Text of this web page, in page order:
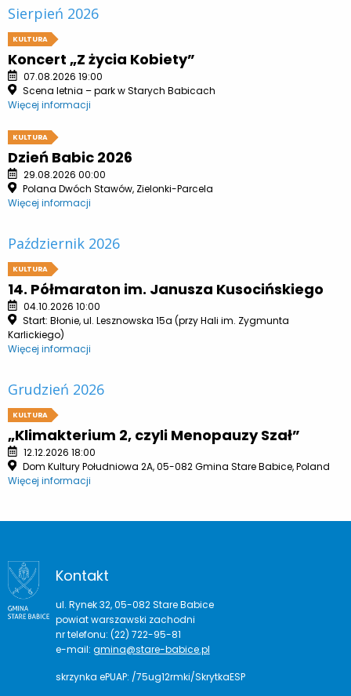
Sierpień 2026
KULTURA
Koncert „Z życia Kobiety”
07.08.2026 19:00
Scena letnia – park w Starych Babicach
Więcej informacji
KULTURA
Dzień Babic 2026
29.08.2026 00:00
Polana Dwóch Stawów, Zielonki-Parcela
Więcej informacji
Październik 2026
KULTURA
14. Półmaraton im. Janusza Kusocińskiego
04.10.2026 10:00
Start: Błonie, ul. Lesznowska 15a (przy Hali im. Zygmunta
Karlickiego)
Więcej informacji
Grudzień 2026
KULTURA
„Klimakterium 2, czyli Menopauzy Szał”
12.12.2026 18:00
Dom Kultury Południowa 2A, 05-082 Gmina Stare Babice, Poland
Więcej informacji
Kontakt
ul. Rynek 32, 05-082 Stare Babice
powiat warszawski zachodni
nr telefonu: (22) 722-95-81
e-mail: gmina@stare-babice.pl
skrzynka ePUAP: /75ug12rmki/SkrytkaESP